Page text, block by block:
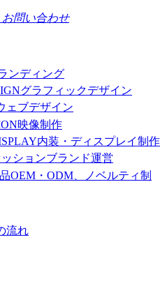
お問い合わせ
ンディング
グラフィックデザイン
ェブデザイン
映像制作
内装・ディスプレイ制作
ションブランド運営
OEM・ODM、ノベルティ制
流れ